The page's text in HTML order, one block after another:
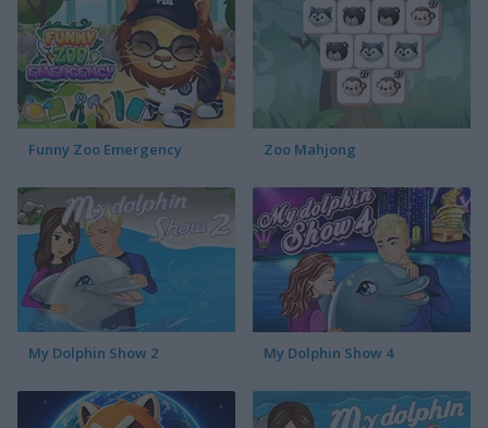
Funny Zoo Emergency Zoo Mahjong
My Dolphin Show 2 My Dolphin Show 4